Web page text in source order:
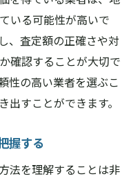
いる可能性が高いで
、査定額の正確さや対
確認することが大切で
性の高い業者を選ぶこ
出すことができます。
握する
法を理解することは非